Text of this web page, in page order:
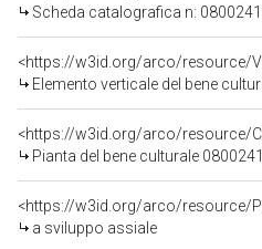
Scheda catalografica n:
Elemento verticale del bene
Pianta del bene culturale
<https://w3id.org/arco/resource/
a sviluppo assiale